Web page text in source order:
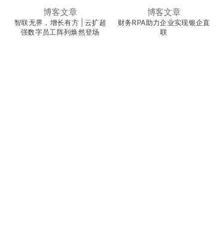
博客文章
智联无界，增长有方 | 云扩超
强数字员工阵列焕然登场
博客文章
财务RPA助力企业实现银企直
联